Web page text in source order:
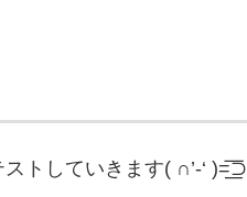
トしていきます( ∩’-‘ )=͟͟͞͞⊃